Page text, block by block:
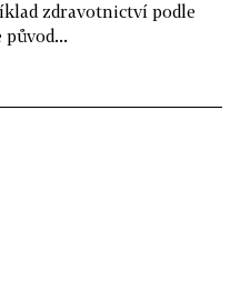
zdravotnictví podle